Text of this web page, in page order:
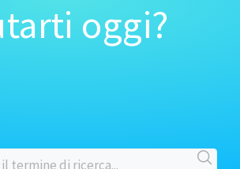
oggi?